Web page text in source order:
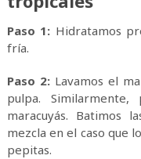
Paso 1: Hidratamos
fría.
Paso 2: Lavamos el
pulpa.
maracuyás. Batimos
mezcla en el caso que
pepitas.